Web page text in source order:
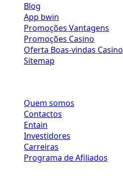
Blog
App bwin
Promoções Vantagens
Promoções Casino
Oferta Boas-vindas Casino
Sitemap
Quem somos
Contactos
Entain
Investidores
Carreiras
Programa de Afiliados